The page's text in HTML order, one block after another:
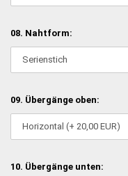
08. Nahtform:
09. Übergänge oben:
10. Übergänge unten: